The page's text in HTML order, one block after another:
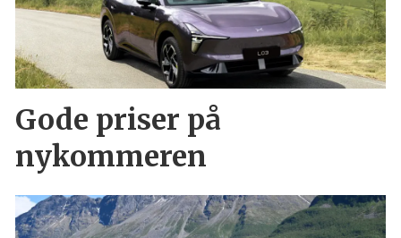
Gode priser på
nykommeren